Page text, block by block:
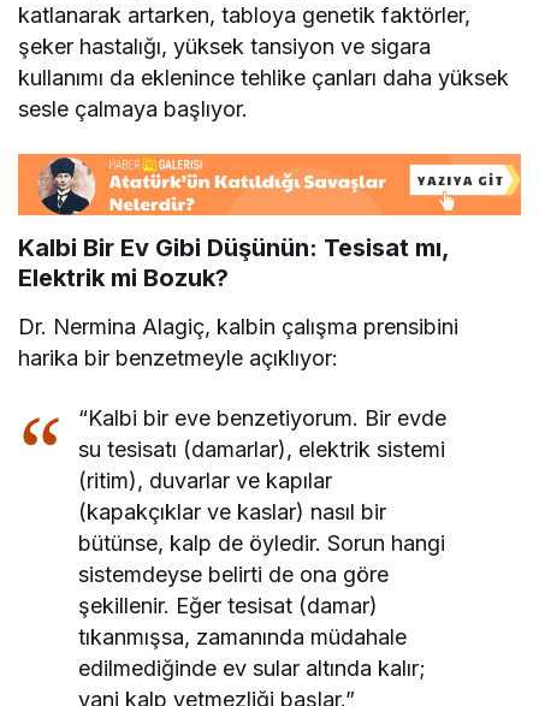
katlanarak artarken, tabloya genetik faktörler,
şeker hastalığı, yüksek tansiyon ve sigara
kullanımı da eklenince tehlike çanları daha yüksek
sesle çalmaya başlıyor.
Kalbi Bir Ev Gibi Düşünün: Tesisat mı,
Elektrik mi Bozuk?
Dr. Nermina Alagiç, kalbin çalışma prensibini
harika bir benzetmeyle açıklıyor:
“Kalbi bir eve benzetiyorum. Bir evde
su tesisatı (damarlar), elektrik sistemi
(ritim), duvarlar ve kapılar
(kapakçıklar ve kaslar) nasıl bir
bütünse, kalp de öyledir. Sorun hangi
sistemdeyse belirti de ona göre
şekillenir. Eğer tesisat (damar)
tıkanmışsa, zamanında müdahale
edilmediğinde ev sular altında kalır;
yani kalp yetmezliği başlar.”